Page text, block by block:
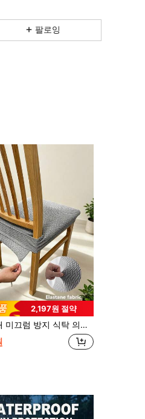
팔로잉
2,197원 절약
자 커버, 부드러운 체크무늬, 탄력 있는 의자 커버, 사무실 및 가정용 의자에 적합, 아름다운 고탄력 부드러움, 오래된 표면 교체 가능, 의자 보호, 심미적 가정